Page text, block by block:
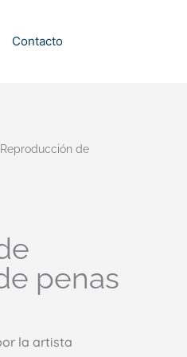
Contacto
de
penas
la artista